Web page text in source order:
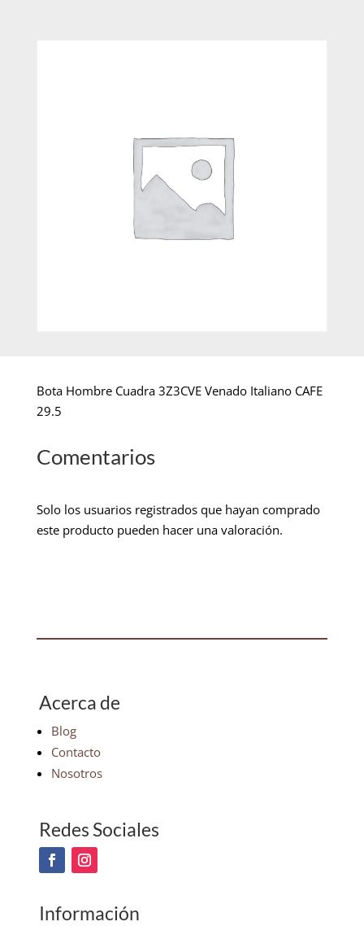
Bota Hombre Cuadra 3Z3CVE Venado Italiano CAFE
29.5
Comentarios
Solo los usuarios registrados que hayan comprado
este producto pueden hacer una valoración.
Acerca de
Blog
Contacto
Nosotros
Redes Sociales
Información